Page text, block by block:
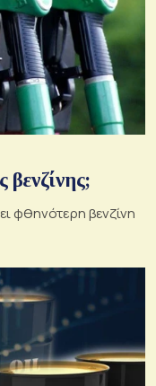
βενζίνης;
φθηνότερη βενζίνη